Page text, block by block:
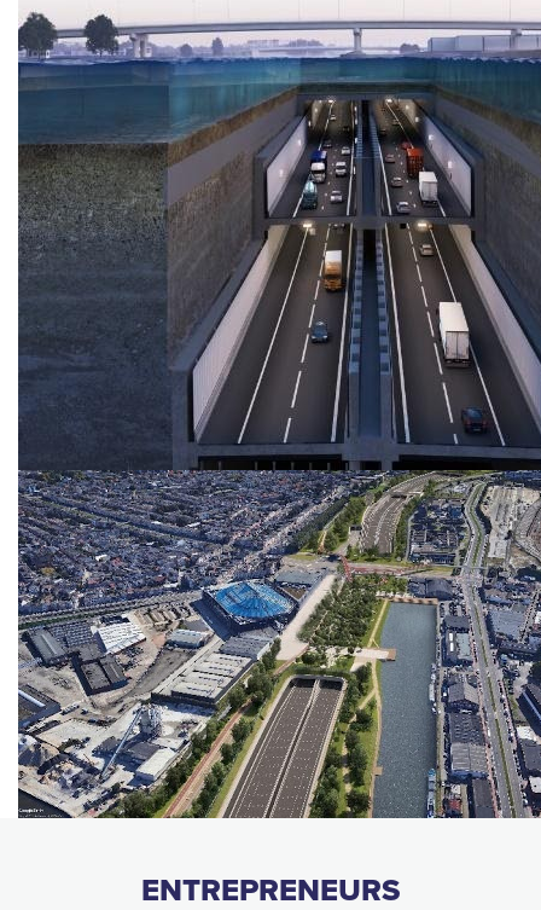
ENTREPRENEURS